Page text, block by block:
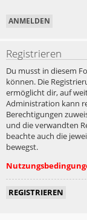
Registrieren
Du musst in diesem
können. Die
ermöglicht dir, auf
Administration kann
Berechtigungen
und die verwandten
beachte auch die
bewegst.
REGISTRIEREN